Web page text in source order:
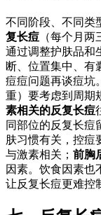
不同阶段、不同类
复长痘 （每个月
通过调整护肤品和
断、位置集中、有
痘痘问题再谈痘坑。
重）要考虑到周期
素相关的反复长痘
同部位的反复长痘
肤习惯有关，控痘
与激素相关； 前胸
因素。饮食因素也
让反复长痘更难控